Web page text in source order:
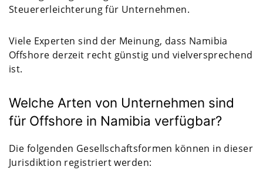
Steuererleichterung für Unternehmen.
Viele Experten sind der Meinung, dass Namibia
Offshore derzeit recht günstig und vielversprechend
ist.
Welche Arten von Unternehmen sind
für Offshore in Namibia verfügbar?
Die folgenden Gesellschaftsformen können in dieser
Jurisdiktion registriert werden: